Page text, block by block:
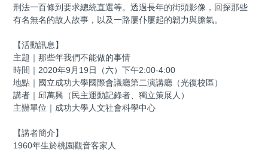
刑法一百條到要求總統直選等。透過長年的街頭影像，回探那些
有名無名的故人故事，以及一路屢仆屢起的韌力與膽氣。
【活動訊息】
主題｜那些年我們不能做的事情
時間｜2020年9月19日（六）下午2:00-4:00
地點｜國立成功大學國際會議廳第二演講廳（光復校區）
講者｜邱萬興（民主運動記錄者、獨立策展人）
主辦單位｜成功大學人文社會科學中心
【講者簡介】
1960年生於桃園觀音客家人